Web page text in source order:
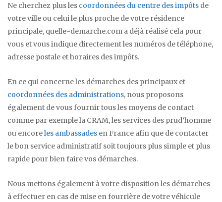
Ne cherchez plus les coordonnées du centre des impôts de
votre ville ou celui le plus proche de votre résidence
principale, quelle-demarche.com a déjà réalisé cela pour
vous et vous indique directement les numéros de téléphone,
adresse postale et horaires des impôts.
En ce qui concerne les démarches des principaux et
coordonnées des administrations, nous proposons
également de vous fournir tous les moyens de contact
comme par exemple la CRAM, les services des prud’homme
ou encoreles ambassades en France afin que de contacter
le bon service administratif soit toujours plus simple et plus
rapide pour bien faire vos démarches.
Nous mettons également à votre disposition les démarches
à effectuer en cas de mise en fourrière de votre véhicule